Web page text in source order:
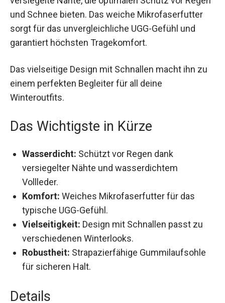
Regen und Schnee bieten. Das weiche
Mikrofaserfutter sorgt für das unvergleichliche
UGG-Gefühl und garantiert höchsten
Tragekomfort.
Das vielseitige Design mit Schnallen macht ihn zu
einem perfekten Begleiter für all deine
Das Wichtigste in Kürze
Wasserdicht: Schützt vor Regen dank
versiegelter Nähte und wasserdichtem
Vollleder.
Komfort:Weiches Mikrofaserfutter für das
typische UGG-Gefühl.
Vielseitigkeit:
Design mit Schnallen passt zu
verschiedenen Winterlooks.
Robustheit:
Strapazierfähige Gummilaufsohle